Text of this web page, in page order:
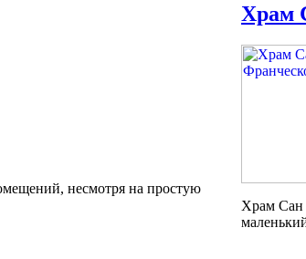
несмотря на простую
Храм
Храм Сан